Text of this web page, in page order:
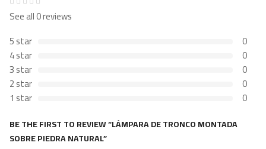
See all 0 reviews
5 star
0
4 star
0
3 star
0
2 star
0
1 star
0
BE THE FIRST TO REVIEW “LÁMPARA DE TRONCO MONTADA
SOBRE PIEDRA NATURAL”